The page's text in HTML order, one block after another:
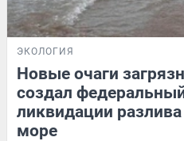
ЭКОЛОГИЯ
Новые очаги
создал
ликвидации
море